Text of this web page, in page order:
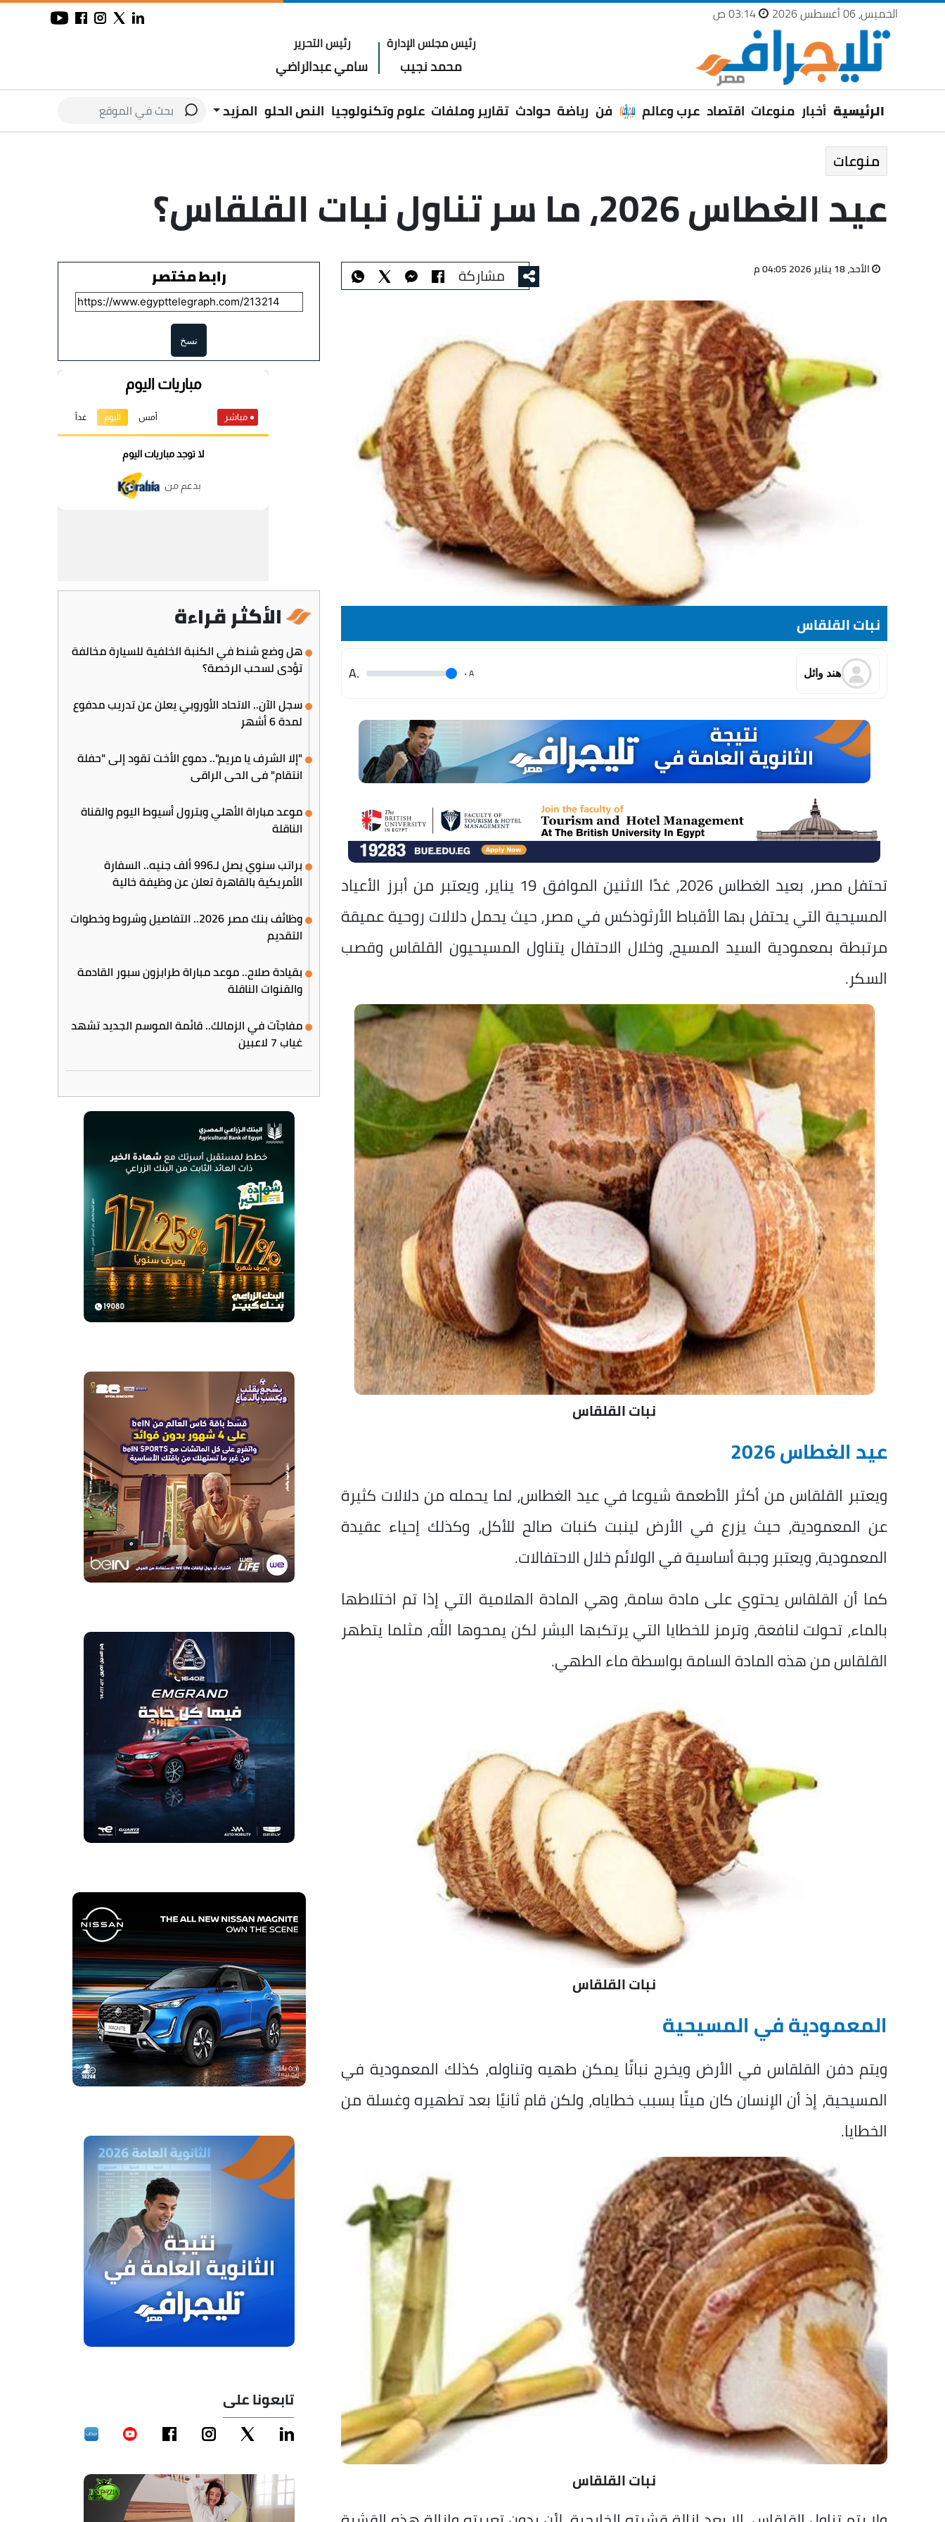
الخميس، 06 أغسطس 2026
03:14 ص
رئيس مجلس الإدارة
محمد نجيب
رئيس التحرير
سامي عبدالراضي
الرئيسية أخبار منوعات اقتصاد عرب وعالم فن رياضة حوادث تقارير وملفات علوم وتكنولوجيا النص الحلو المزيد
منوعات
عيد الغطاس 2026، ما سر تناول نبات القلقاس؟
الأحد، 18 يناير 2026 04:05 م مشاركة
نبات القلقاس
هند وائل A
.
.A
تحتفل مصر، بعيد الغطاس 2026، غدًا الاثنين الموافق 19 يناير، ويعتبر من أبرز الأعياد
المسيحية التي يحتفل بها الأقباط الأرثوذكس في مصر، حيث يحمل دلالات روحية عميقة
مرتبطة بمعمودية السيد المسيح، وخلال الاحتفال يتناول المسيحيون القلقاس وقصب
السكر.
نبات القلقاس
عيد الغطاس 2026
ويعتبر القلقاس من أكثر الأطعمة شيوعا في عيد الغطاس، لما يحمله من دلالات كثيرة
عن المعمودية، حيث يزرع في الأرض لينبت كنبات صالح للأكل، وكذلك إحياء عقيدة
المعمودية، ويعتبر وجبة أساسية في الولائم خلال الاحتفالات.
كما أن القلقاس يحتوي على مادة سامة، وهي المادة الهلامية التي إذا تم اختلاطها
بالماء، تحولت لنافعة، وترمز للخطايا التي يرتكبها البشر لكن يمحوها الله، مثلما يتطهر
القلقاس من هذه المادة السامة بواسطة ماء الطهي.
نبات القلقاس
المعمودية في المسيحية
ويتم دفن القلقاس في الأرض ويخرج نباتًا يمكن طهيه وتناوله، كذلك المعمودية في
المسيحية، إذ أن الإنسان كان ميتًا بسبب خطاياه، ولكن قام ثانيًا بعد تطهيره وغسلة من
الخطايا.
نبات القلقاس
رابط مختصر
نسخ
الأكثر قراءة
هل وضع شنط في الكنبة الخلفية للسيارة مخالفة
تؤدي لسحب الرخصة؟
سجل الآن.. الاتحاد الأوروبي يعلن عن تدريب مدفوع
لمدة 6 أشهر
"إلا الشرف يا مريم".. دموع الأخت تقود إلى "حفلة
انتقام" في الحي الراقي
موعد مباراة الأهلي وبترول أسيوط اليوم والقناة
الناقلة
براتب سنوي يصل لـ996 ألف جنيه.. السفارة
الأمريكية بالقاهرة تعلن عن وظيفة خالية
وظائف بنك مصر 2026.. التفاصيل وشروط وخطوات
التقديم
بقيادة صلاح.. موعد مباراة طرابزون سبور القادمة
والقنوات الناقلة
مفاجآت في الزمالك.. قائمة الموسم الجديد تشهد
غياب 7 لاعبين
تابعونا على